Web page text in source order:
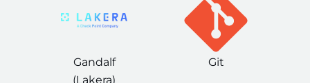
Gandalf
(Lakera)
Git